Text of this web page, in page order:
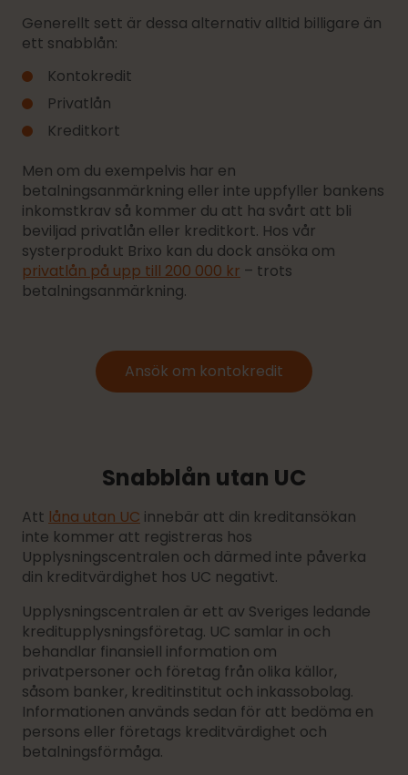
Generellt sett är dessa alternativ alltid billigare än
ett snabblån:
Kontokredit
Privatlån
Kreditkort
Men om du exempelvis har en
betalningsanmärkning eller inte uppfyller bankens
inkomstkrav så kommer du att ha svårt att bli
beviljad privatlån eller kreditkort. Hos vår
systerprodukt Brixo kan du dock ansöka om
privatlån på upp till 200 000 kr – trots
betalningsanmärkning.
Ansök om kontokredit
Snabblån utan UC
Att låna utan UC innebär att din kreditansökan
inte kommer att registreras hos
Upplysningscentralen och därmed inte påverka
din kreditvärdighet hos UC negativt.
Upplysningscentralen är ett av Sveriges ledande
kreditupplysningsföretag. UC samlar in och
behandlar finansiell information om
privatpersoner och företag från olika källor,
såsom banker, kreditinstitut och inkassobolag.
Informationen används sedan för att bedöma en
persons eller företags kreditvärdighet och
betalningsförmåga.